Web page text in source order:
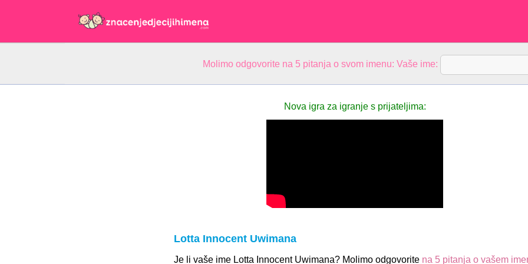
Molimo odgovorite na 5 pitanja o svom imenu: Vaše ime:
Nova igra za igranje s prijateljima:
Lotta Innocent Uwimana
Je li vaše ime Lotta Innocent Uwimana? Molimo odgovorite na 5 pitanja o vašem